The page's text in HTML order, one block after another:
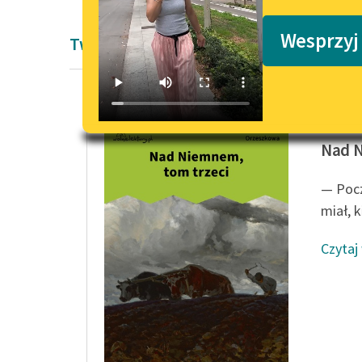
Twórczość Pozytywizm Eliza
Nad
—
miał,
Czytaj